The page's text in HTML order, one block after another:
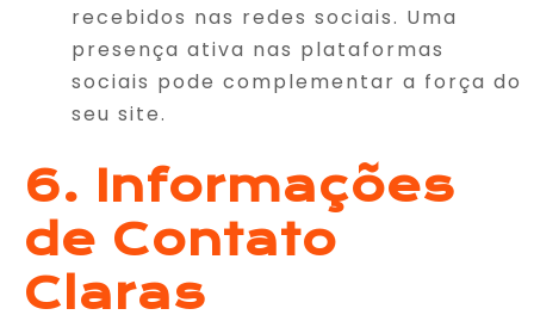
recebidos nas redes sociais. Uma
presença ativa nas plataformas
sociais pode complementar a força do
seu site.
6. Informações
de Contato
Claras